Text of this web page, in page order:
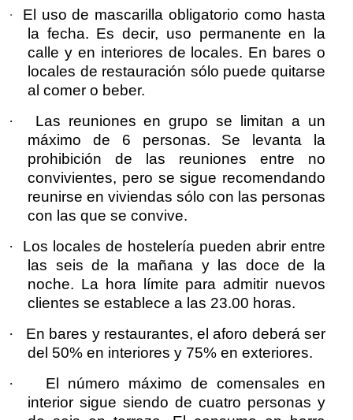
·
El uso de mascarilla obligatorio como hasta
la fecha. Es decir, uso permanente en la
calle y en interiores de locales. En bares o
locales de restauración sólo puede quitarse
al comer o beber.
·
Las reuniones en grupo se limitan a un
máximo de 6 personas. Se levanta la
prohibición de las reuniones entre no
convivientes, pero se sigue recomendando
reunirse en viviendas sólo con las personas
con las que se convive.
·
Los locales de hostelería pueden abrir entre
las seis de la mañana y las doce de la
noche. La hora límite para admitir nuevos
clientes se establece a las 23.00 horas.
·
En bares y restaurantes, el aforo deberá ser
del 50% en interiores y 75% en exteriores.
·
El número máximo de comensales en
interior sigue siendo de cuatro personas y